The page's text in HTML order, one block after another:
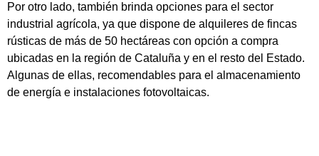
Por otro lado, también brinda opciones para el sector
industrial agrícola, ya que dispone de alquileres de fincas
rústicas de más de 50 hectáreas con opción a compra
ubicadas en la región de Cataluña y en el resto del Estado.
Algunas de ellas, recomendables para el almacenamiento
de energía e instalaciones fotovoltaicas.